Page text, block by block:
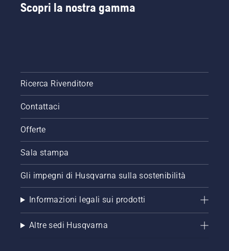
Scopri la nostra gamma
Ricerca Rivenditore
Contattaci
Offerte
Sala stampa
Gli impegni di Husqvarna sulla sostenibilità
Informazioni legali sui prodotti
Altre sedi Husqvarna